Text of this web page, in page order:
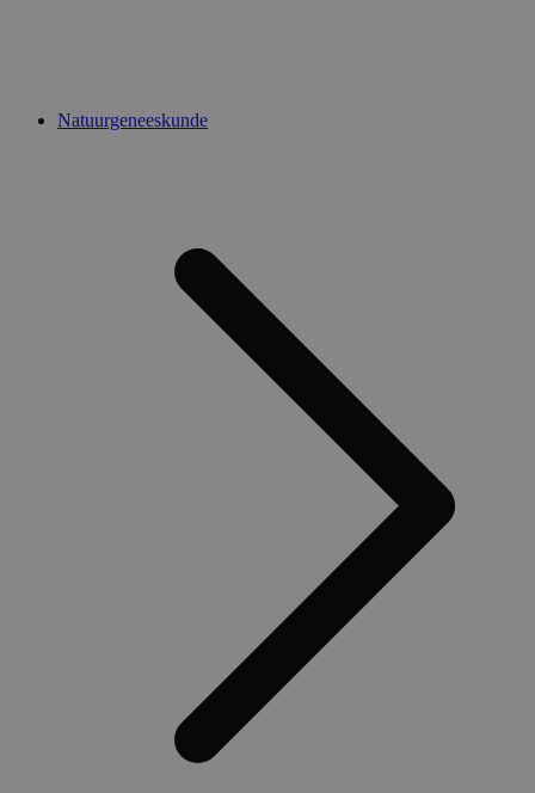
Natuurgeneeskunde